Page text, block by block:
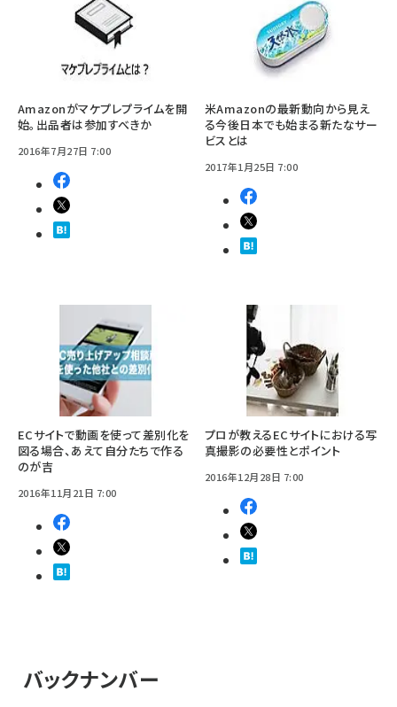
Amazonがマケプレプライムを開
始。出品者は参加すべきか
2016年7月27日 7:00
米Amazonの最新動向から見え
る今後日本でも始まる新たなサー
ビスとは
2017年1月25日 7:00
ECサイトで動画を使って差別化を
図る場合、あえて自分たちで作る
のが吉
2016年11月21日 7:00
プロが教えるECサイトにおける写
真撮影の必要性とポイント
2016年12月28日 7:00
バックナンバー